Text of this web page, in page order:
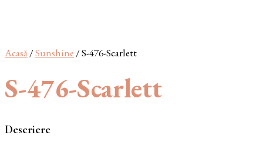
Acasă/Sunshine / S-476-Scarlett
S-476-Scarlett
Descriere